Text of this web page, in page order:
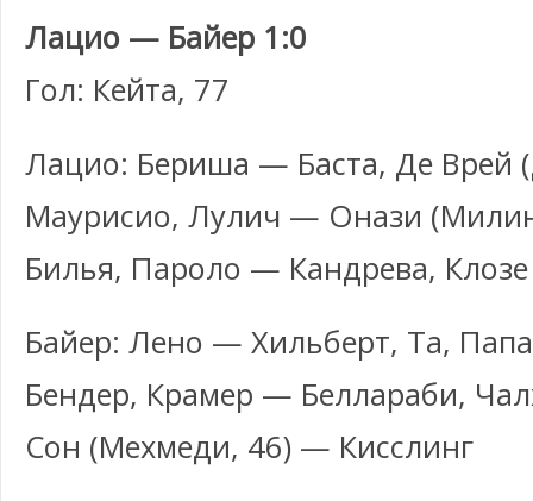
Лацио — Байер 1:0
Гол: Кейта, 77
Лацио: Бериша — Баста, Де Врей
Маурисио, Лулич — Онази
Билья, Пароло — Кандрева,
Байер: Лено — Хильберт, Та,
Бендер, Крамер — Беллараби,
Сон (Мехмеди, 46) — Кисслинг